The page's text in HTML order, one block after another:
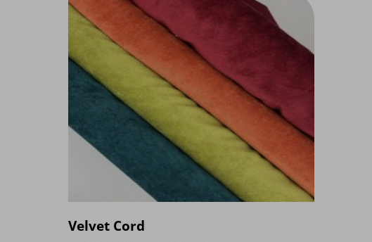
Velvet Cord